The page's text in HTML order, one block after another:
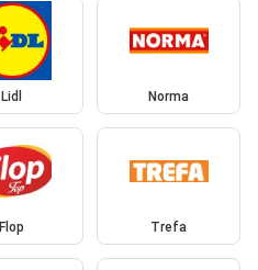
Lidl Norma
Flop Trefa